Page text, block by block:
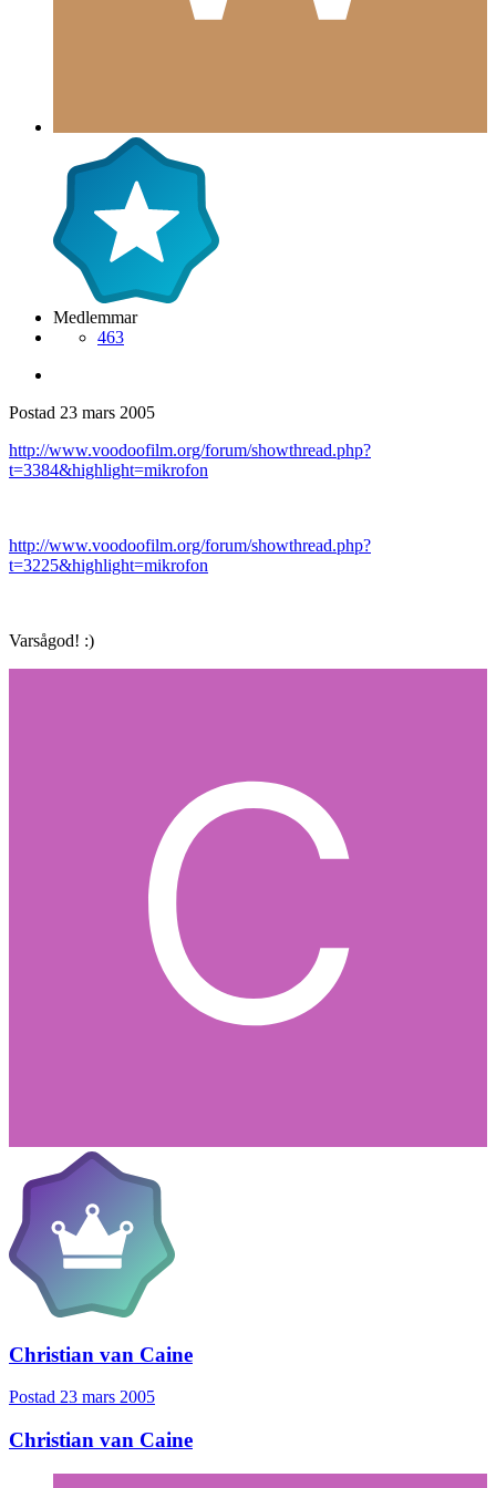
Medlemmar
463
Postad 23 mars 2005
http://www.voodoofilm.org/forum/showthread.php?
t=3384&highlight=mikrofon
http://www.voodoofilm.org/forum/showthread.php?
t=3225&highlight=mikrofon
Varsågod! :)
Christian van Caine
Postad 23 mars 2005
Christian van Caine